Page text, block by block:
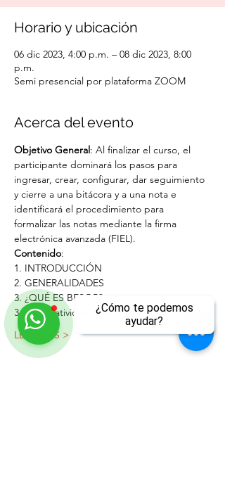
¿Cómo te podemos
ayudar?
Horario y ubicación
06 dic 2023, 4:00 p.m. – 08 dic 2023, 8:00
p.m.
Semi presencial por plataforma ZOOM
Acerca del evento
Objetivo General: Al finalizar el curso, el
participante dominará los pasos para
ingresar, crear, configurar, dar seguimiento
y cierre a una bitácora y a una nota e
identificará el procedimiento para
formalizar las notas mediante la firma
electrónica avanzada (FIEL).
Contenido:
1. INTRODUCCIÓN
2. GENERALIDADES
3. ¿QUÉ ES BESOP?
3.1 Normatividad Base
LEER MÁS >